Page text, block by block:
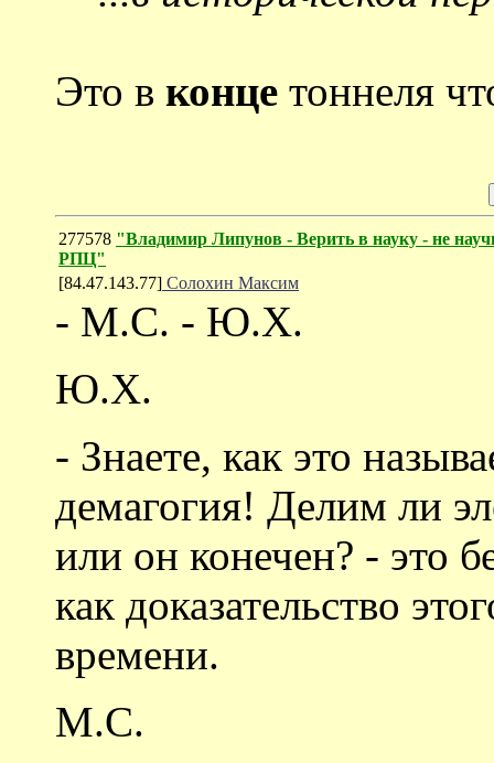
Это в конце тоннеля
277578 "Владимир Липунов - Верить в науку - не
РПЦ"
[84.47.143.77] Солохин Максим
- М.С. - Ю.Х.
Ю.Х.
- Знаете, как это
демагогия! Делим ли
или он конечен? - это
как доказательство
времени.
М.С.